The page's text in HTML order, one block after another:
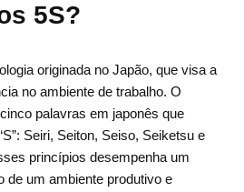
5S?
originada no Japão, que visa a
no ambiente de trabalho. O
palavras em japonês que
Seiri, Seiton, Seiso, Seiketsu e
princípios desempenha um
de um ambiente produtivo e